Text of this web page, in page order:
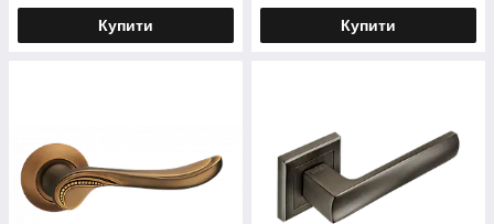
Купити Купити